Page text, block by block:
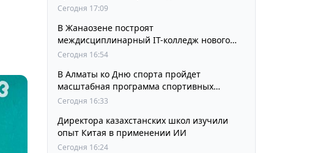
Сегодня 17:09
В Жанаозене построят
междисциплинарный IT-колледж нового
поколения
Сегодня 16:54
В Алматы ко Дню спорта пройдет
масштабная программа спортивных
мероприятий
Сегодня 16:33
Директора казахстанских школ изучили
опыт Китая в применении ИИ
Сегодня 16:24